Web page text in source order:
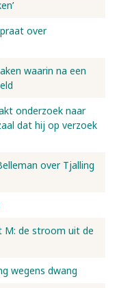
over
waarin na een
onderzoek naar
dat hij op verzoek
over Tjalling
M: de stroom uit de
wegens dwang